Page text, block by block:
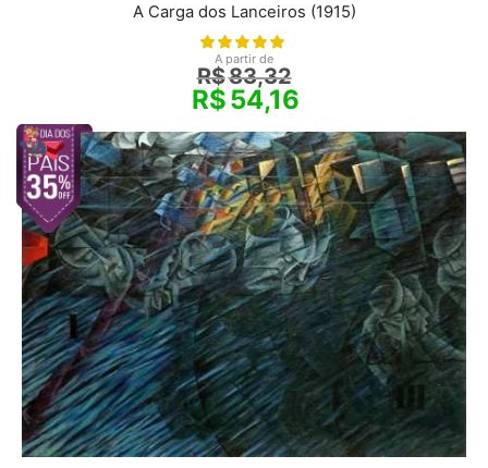
A Carga dos Lanceiros (1915)
A partir de
R$83,32
R$54,16